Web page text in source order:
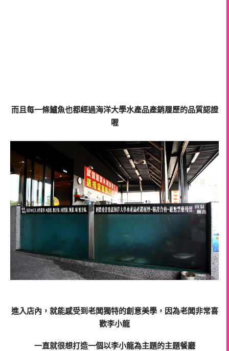
而且每一條鱸魚也都經過海洋大學水產品產銷履歷的品質認證
喔
進入店內，就能感受到老闆獨特的創意美學，因為老闆非常喜
歡李小龍
一直就很想打造一個以李小龍為主題的主題餐廳